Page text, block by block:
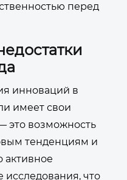
перед
инноваций в
имеет свои
это возможность
тенденциям и
активное
что